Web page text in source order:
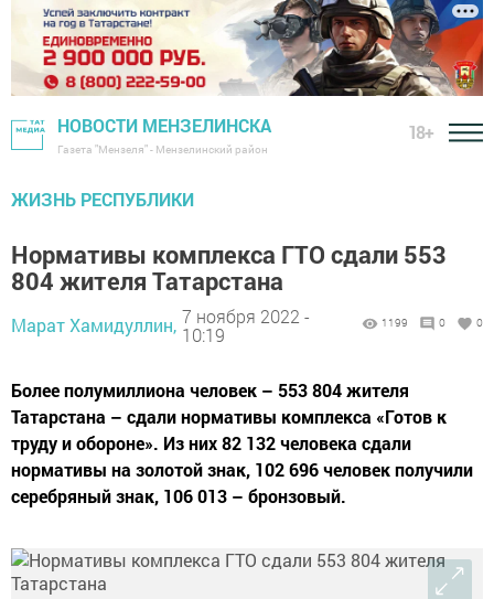
НОВОСТИ МЕНЗЕЛИНСКА
Газета "Мензеля" - Мензелинский район
18+
ЖИЗНЬ РЕСПУБЛИКИ
Нормативы комплекса ГТО сдали 553
804 жителя Татарстана
Марат Хамидуллин, 7 ноября 2022 -
10:19
1199 0 0
Более полумиллиона человек – 553 804 жителя
Татарстана – сдали нормативы комплекса «Готов к
труду и обороне». Из них 82 132 человека сдали
нормативы на золотой знак, 102 696 человек получили
серебряный знак, 106 013 – бронзовый.